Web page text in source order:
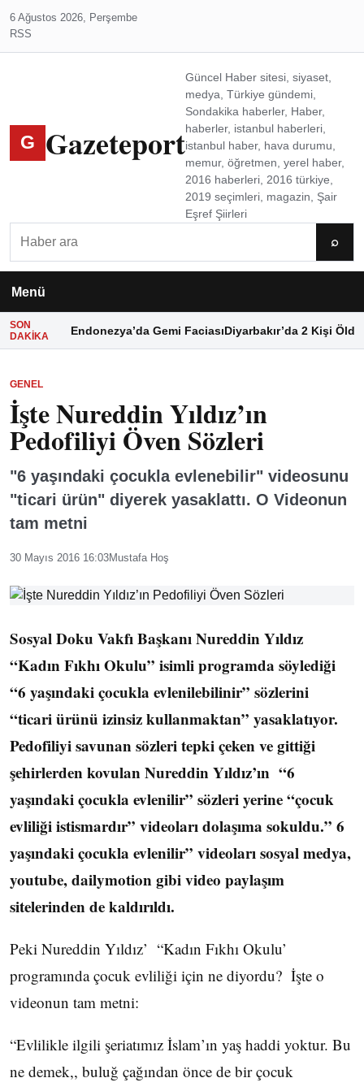
6 Ağustos 2026, Perşembe
RSS
G Gazeteport
Güncel Haber sitesi, siyaset,
medya, Türkiye gündemi,
Sondakika haberler, Haber,
haberler, istanbul haberleri,
istanbul haber, hava durumu,
memur, öğretmen, yerel haber,
2016 haberleri, 2016 türkiye,
2019 seçimleri, magazin, Şair
Eşref Şiirleri
⌕
Menü
SON
DAKIKA
Endonezya’da Gemi FaciasıDiyarbakır’da 2 Kişi Öldü
GENEL
İşte Nureddin Yıldız’ın
Pedofiliyi Öven Sözleri
"6 yaşındaki çocukla evlenebilir" videosunu
"ticari ürün" diyerek yasaklattı. O Videonun
tam metni
30 Mayıs 2016 16:03Mustafa Hoş
Sosyal Doku Vakfı Başkanı Nureddin Yıldız
“Kadın Fıkhı Okulu” isimli programda söylediği
“6 yaşındaki çocukla evlenilebilinir” sözlerini
“ticari ürünü izinsiz kullanmaktan” yasaklatıyor.
Pedofiliyi savunan sözleri tepki çeken ve gittiği
şehirlerden kovulan Nureddin Yıldız’ın “6
yaşındaki çocukla evlenilir” sözleri yerine “çocuk
evliliği istismardır” videoları dolaşıma sokuldu.” 6
yaşındaki çocukla evlenilir” videoları sosyal medya,
youtube, dailymotion gibi video paylaşım
sitelerinden de kaldırıldı.
Peki Nureddin Yıldız’ “Kadın Fıkhı Okulu’
programında çocuk evliliği için ne diyordu? İşte o
videonun tam metni:
“Evlilikle ilgili şeriatımız İslam’ın yaş haddi yoktur. Bu
ne demek,, buluğ çağından önce de bir çocuk